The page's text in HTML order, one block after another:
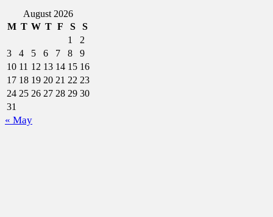
August 2026
M T W T F S
S
1
2
3
4 5 6 7 8
9
10 11 12 13 14 15 16
17 18 19 20 21 22 23
24 25 26 27 28 29 30
31
« May